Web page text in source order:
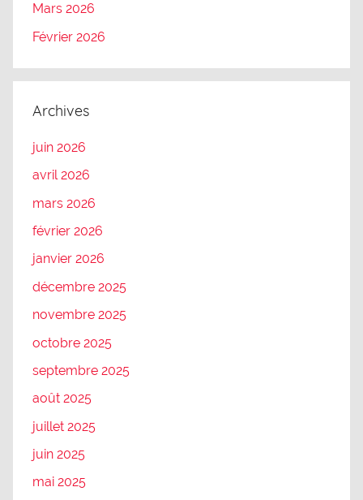
Mars 2026
Février 2026
Archives
juin 2026
avril 2026
mars 2026
février 2026
janvier 2026
décembre 2025
novembre 2025
octobre 2025
septembre 2025
août 2025
juillet 2025
juin 2025
mai 2025